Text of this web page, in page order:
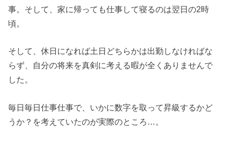
事。そして、家に帰っても仕事して寝るのは翌日の2時
頃。
そして、休日になれば土日どちらかは出勤しなければな
らず、自分の将来を真剣に考える暇が全くありませんで
した。
毎日毎日仕事仕事で、いかに数字を取って昇級するかど
うか？を考えていたのが実際のところ…。